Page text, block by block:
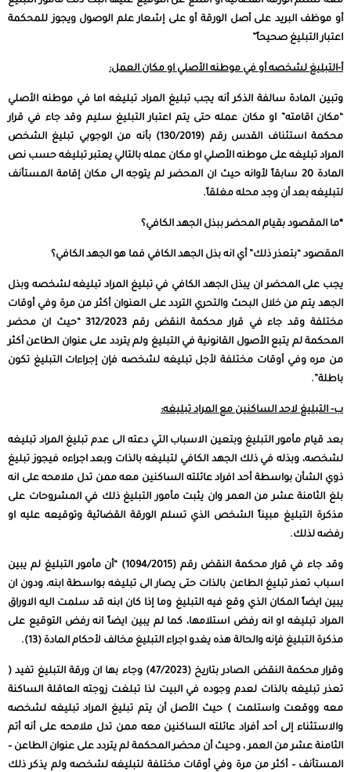
أو موظف البريد على أصل الورقة أو على إشعار علم الوصول ويجوز للمحكمة
اعتبار التبليغ صحيحاً”
أ-التبليغ لشخصه أو في موطنه الأصلي او مكان العمل:
وتبين المادة سالفة الذكر أنه يجب تبليغ المراد تبليغه اما في موطنه الأصلي
“مكان اقامته” او مكان عمله حتى يتم اعتبار التبليغ سليم وقد جاء في قرار
محكمة استئناف القدس رقم (130/2019) بأنه من الوجوبي تبليغ الشخص
المراد تبليغه على موطنه الأصلي او مكان عمله بالتالي يعتبر تبليغه حسب نص
المادة 20 سابقاً لأوانه حيث ان المحضر لم يتوجه الى مكان إقامة المستأنف
لتبليغه بعد أن وجد محله مغلقاً.
*ما المقصود بقيام المحضر ببذل الجهد الكافي؟
المقصود “بتعذر ذلك” أي انه بذل الجهد الكافي فما هو الجهد الكافي؟
يجب على المحضر ان يبذل الجهد الكافي في تبليغ المراد تبليغه لشخصه وبذل
الجهد يتم من خلال البحث والتحري التردد على العنوان أكثر من مرة وفي أوقات
مختلفة وقد جاء في قرار محكمة النقض رقم 312/2023 “حيث ان محضر
المحكمة لم يتبع الأصول القانونية في التبليغ ولم يتردد على عنوان الطاعن أكثر
من مره وفي أوقات مختلفة لأجل تبليغه لشخصه فإن إجراءات التبليغ تكون
باطلة”.
ب- التبليغ لاحد الساكنين مع المراد تبليغه:
بعد قيام مأمور التبليغ وبتعين الاسباب التي دعته الى عدم تبليغ المراد تبليغه
لشخصه، وبذله في ذلك الجهد الكافي لتبليغه بالذات وبعد اجراءه فيجوز تبليغ
ذوي الشأن بواسطة أحد افراد عائلته الساكنين معه ممن تدل ملامحه على انه
بلغ الثامنة عشر من العمر وان يثبت مأمور التبليغ ذلك في المشروحات على
مذكرة التبليغ مبيناً الشخص الذي تسلم الورقة القضائية وتوقيعه عليه او
رفضه لذلك.
وقد جاء في قرار محكمة النقض رقم (1094/2015) “أن مأمور التبليغ لم يبين
اسباب تعذر تبليغ الطاعن بالذات حتى يصار الى تبليغه بواسطة ابنه، ودون ان
يبين ايضاً المكان الذي وقع فيه التبليغ وما إذا كان ابنه قد سلمت اليه الاوراق
المراد تبليغه او انه رفض استلامها، كما لم يبين ايضاً انه رفض التوقيع على
مذكرة التبليغ فإنه والحالة هذه يغدو اجراء التبليغ مخالف لأحكام المادة (13).
وقرار محكمة النقض الصادر بتاريخ (47/2023) وجاء بها ان ورقة التبليغ تفيد (
تعذر تبليغه بالذات لعدم وجوده في البيت لذا تبلغت زوجته العاقلة الساكنة
معه ووقعت واستلمت ) حيث الأصل أن يتم تبليغ المراد تبليغه لشخصه
والاستثناء إلى أحد أفراد عائلته الساكنين معه ممن تدل ملامحه على أنه أتم
الثامنة عشر من العمر ، وحيث أن محضر المحكمة لم يتردد على عنوان الطاعن –
المستأنف – أكثر من مرة وفي أوقات مختلفة لتبليغه لشخصه ولم يذكر ذلك